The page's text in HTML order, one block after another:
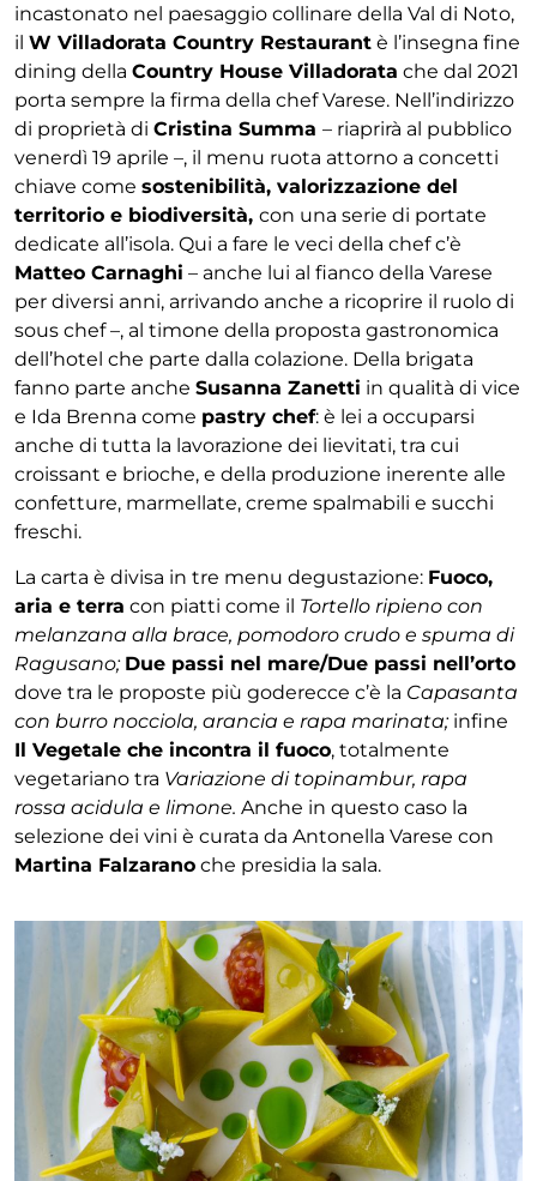
incastonato nel paesaggio collinare della Val di Noto,
il W Villadorata Country Restaurant è l’insegna fine
dining della Country House Villadorata che dal 2021
porta sempre la firma della chef Varese. Nell’indirizzo
di proprietà di Cristina Summa – riaprirà al pubblico
venerdì 19 aprile –, il menu ruota attorno a concetti
chiave come sostenibilità, valorizzazione del
territorio e biodiversità, con una serie di portate
dedicate all’isola. Qui a fare le veci della chef c’è
Matteo Carnaghi – anche lui al fianco della Varese
per diversi anni, arrivando anche a ricoprire il ruolo di
sous chef –, al timone della proposta gastronomica
dell’hotel che parte dalla colazione. Della brigata
fanno parte anche Susanna Zanetti in qualità di vice
e Ida Brenna come pastry chef: è lei a occuparsi
anche di tutta la lavorazione dei lievitati, tra cui
croissant e brioche, e della produzione inerente alle
confetture, marmellate, creme spalmabili e succhi
freschi.
La carta è divisa in tre menu degustazione: Fuoco,
aria e terra con piatti come il Tortello ripieno con
melanzana alla brace, pomodoro crudo e spuma di
Ragusano; Due passi nel mare/Due passi nell’orto
dove tra le proposte più goderecce c’è la Capasanta
con burro nocciola, arancia e rapa marinata; infine
Il Vegetale che incontra il fuoco, totalmente
vegetariano tra Variazione di topinambur, rapa
rossa acidula e limone. Anche in questo caso la
selezione dei vini è curata da Antonella Varese con
Martina Falzarano che presidia la sala.